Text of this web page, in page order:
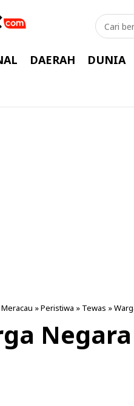
DAERAH DUNIA
Meracau »Peristiwa » Tewas »